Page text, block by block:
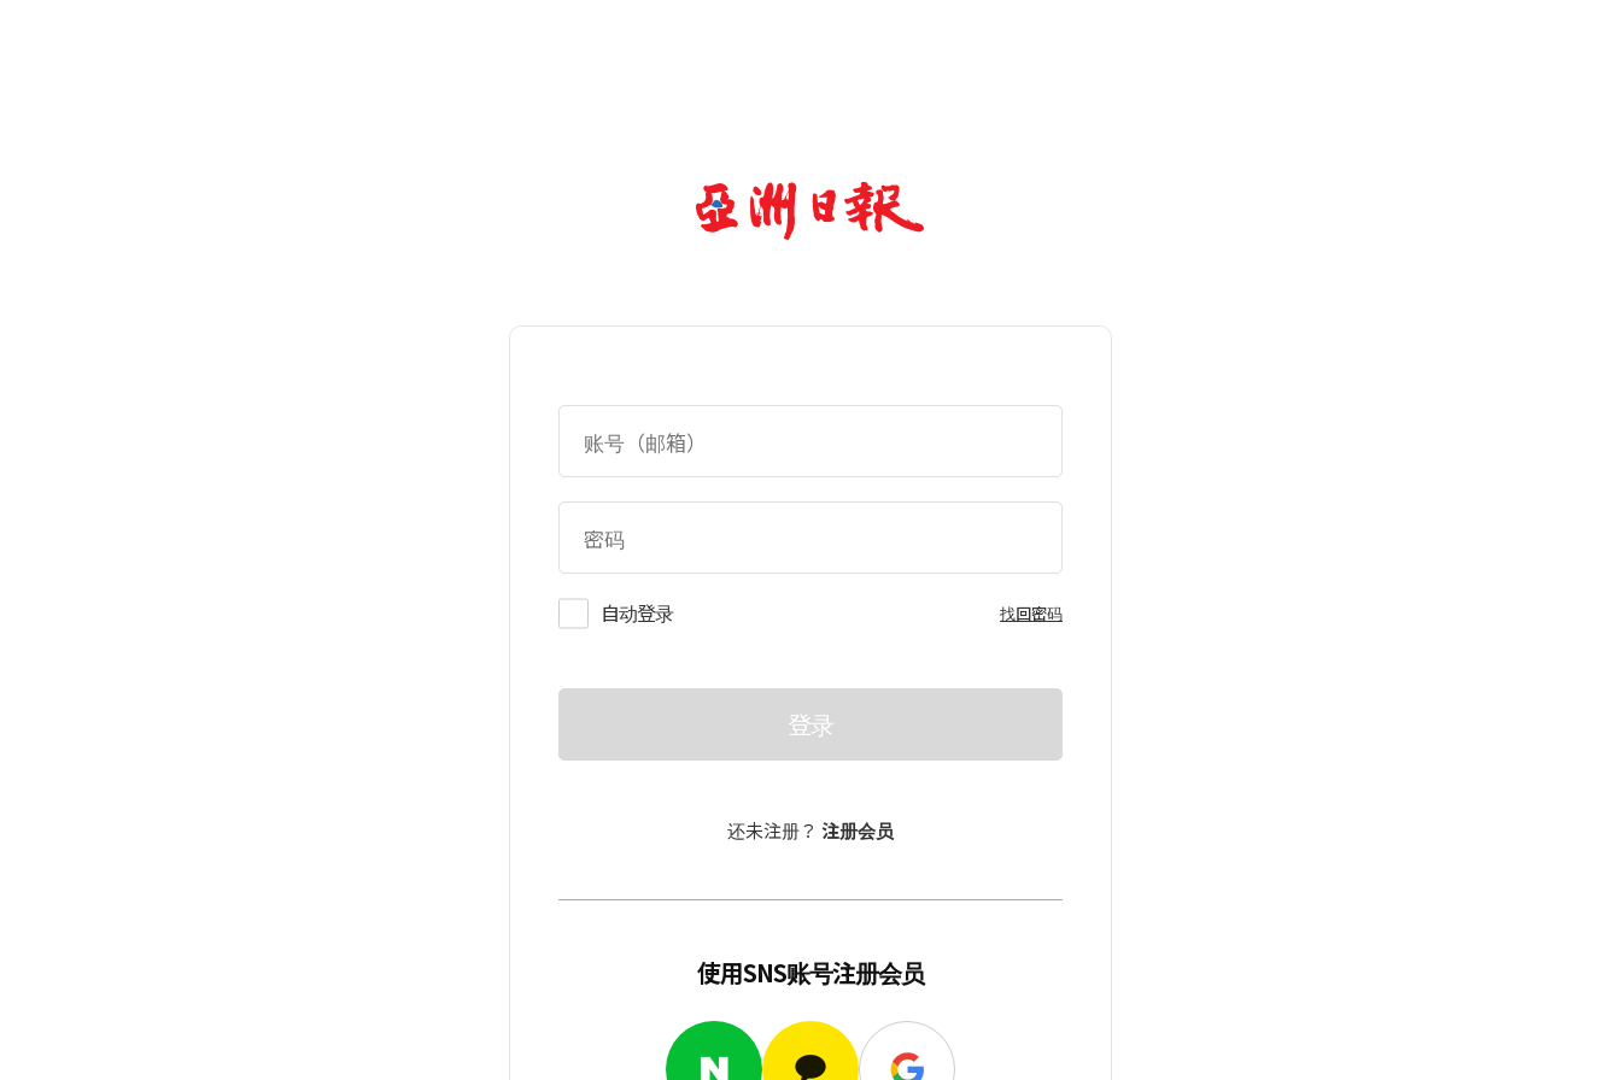
自动登录 找回密码
登录
还未注册？ 注册会员
使用SNS账号注册会员